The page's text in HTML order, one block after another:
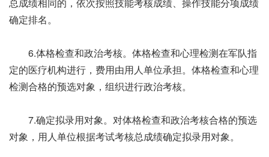
确定排名。
6.体格检查和政治考核。体格检查和心理检测在军队指
定的医疗机构进行，费用由用人单位承担。体格检查和心理
检测合格的预选对象，组织进行政治考核。
7.确定拟录用对象。对体格检查和政治考核合格的预选
对象，用人单位根据考试考核总成绩确定拟录用对象。